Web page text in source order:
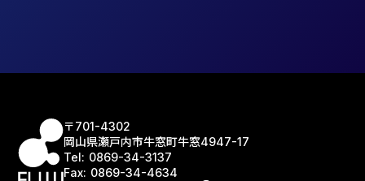
〒701-4302
岡山県瀬戸内市牛窓町牛窓4947-17
Tel: 0869-34-3137
Fax: 0869-34-4634